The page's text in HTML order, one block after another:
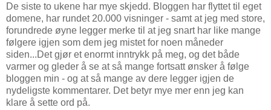
De siste to ukene har mye skjedd. Bloggen har flyttet til eget
domene, har rundet 20.000 visninger - samt at jeg med store,
forundrede øyne legger merke til at jeg snart har like mange
følgere igjen som dem jeg mistet for noen måneder
siden...Det gjør et enormt inntrykk på meg, og det både
varmer og gleder å se at så mange fortsatt ønsker å følge
bloggen min - og at så mange av dere legger igjen de
nydeligste kommentarer. Det betyr mye mer enn jeg kan
klare å sette ord på.